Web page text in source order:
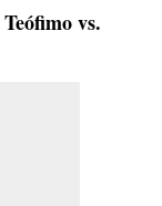
Teófimo vs.